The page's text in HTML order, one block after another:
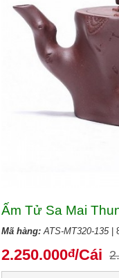
Ấm Tử Sa Mai
Mã hàng:ATS-MT320-135|
2.250.000đ/Cái